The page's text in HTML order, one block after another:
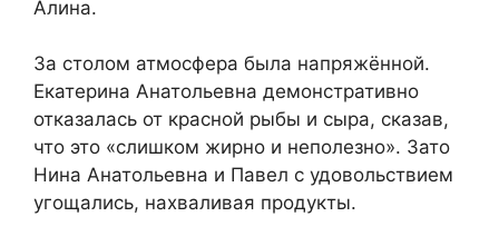
Алина.
За столом атмосфера была напряжённой.
Екатерина Анатольевна демонстративно
отказалась от красной рыбы и сыра, сказав,
что это «слишком жирно и неполезно». Зато
Нина Анатольевна и Павел с удовольствием
угощались, нахваливая продукты.